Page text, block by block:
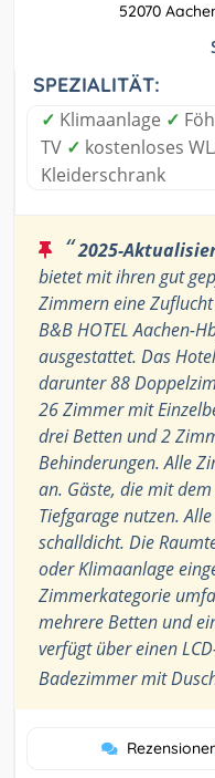
52070
SPEZIALITÄT:
✓ Klimaanlage ✓
TV ✓ kostenloses
Kleiderschrank
“2025-
bietet mit ihren gut
Zimmern eine
B&B HOTEL Aachen-
ausgestattet. Das
darunter 88
26 Zimmer mit
drei Betten und 2
Behinderungen. Alle
an. Gäste, die mit
Tiefgarage nutzen.
schalldicht. Die
oder Klimaanlage
Zimmerkategorie
mehrere Betten und
verfügt über einen
Badezimmer mit